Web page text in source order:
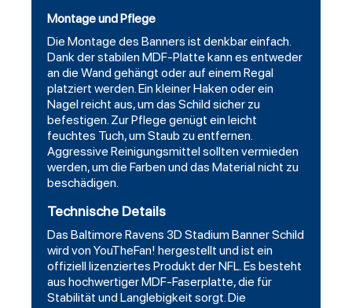
Montage und Pflege
Die Montage des Banners ist denkbar einfach.
Dank der stabilen MDF-Platte kann es entweder
an die Wand gehängt oder auf einem Regal
platziert werden. Ein kleiner Haken oder ein
Nagel reicht aus, um das Schild sicher zu
befestigen. Zur Pflege genügt ein leicht
feuchtes Tuch, um Staub zu entfernen.
Aggressive Reinigungsmittel sollten vermieden
werden, um die Farben und das Material nicht zu
beschädigen.
Technische Details
Das Baltimore Ravens 3D Stadium Banner Schild
wird von YouTheFan! hergestellt und ist ein
offiziell lizenziertes Produkt der NFL. Es besteht
aus hochwertiger MDF-Faserplatte, die für
Stabilität und Langlebigkeit sorgt. Die